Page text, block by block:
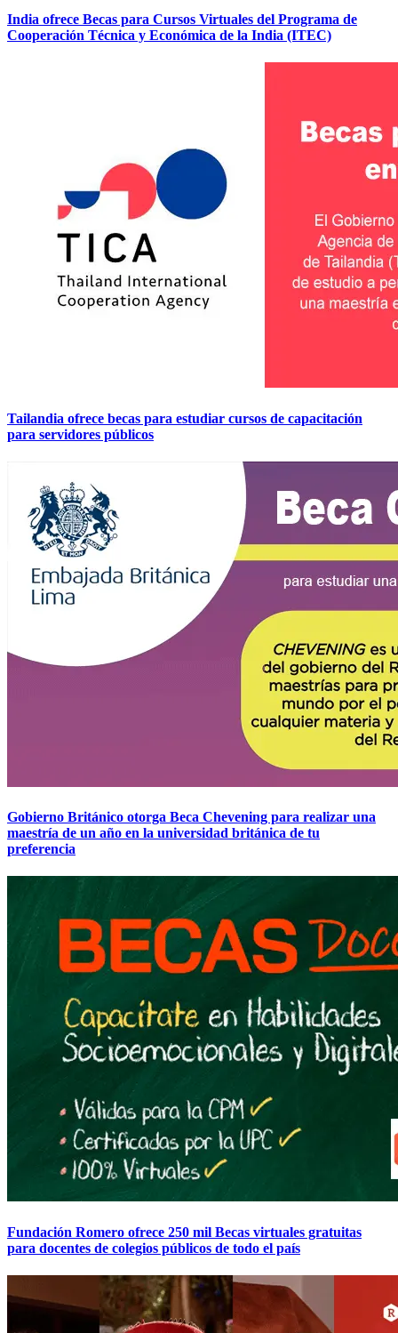
India ofrece Becas para Cursos Virtuales del Programa de
Cooperación Técnica y Económica de la India (ITEC)
Tailandia ofrece becas para estudiar cursos de capacitación
para servidores públicos
Gobierno Británico otorga Beca Chevening para realizar una
maestría de un año en la universidad británica de tu
preferencia
Fundación Romero ofrece 250 mil Becas virtuales gratuitas
para docentes de colegios públicos de todo el país